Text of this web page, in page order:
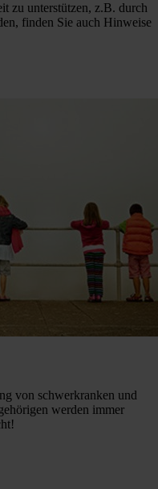
zu unterstützen, z.B. durch
finden Sie auch Hinweise
von schwerkranken und
werden immer